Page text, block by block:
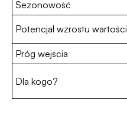
Sezonowość
Potencjał wzrostu wartości
Próg wejścia
Dla kogo?